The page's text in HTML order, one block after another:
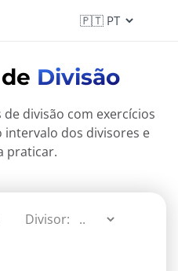
Divisão
divisão com exercícios
intervalo dos divisores e
praticar.
Divisor: